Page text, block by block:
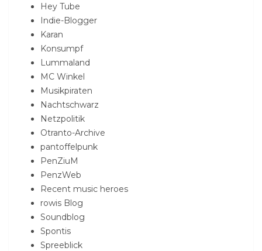
Hey Tube
Indie-Blogger
Karan
Konsumpf
Lummaland
MC Winkel
Musikpiraten
Nachtschwarz
Netzpolitik
Otranto-Archive
pantoffelpunk
PenZiuM
PenzWeb
Recent music heroes
rowis Blog
Soundblog
Spontis
Spreeblick